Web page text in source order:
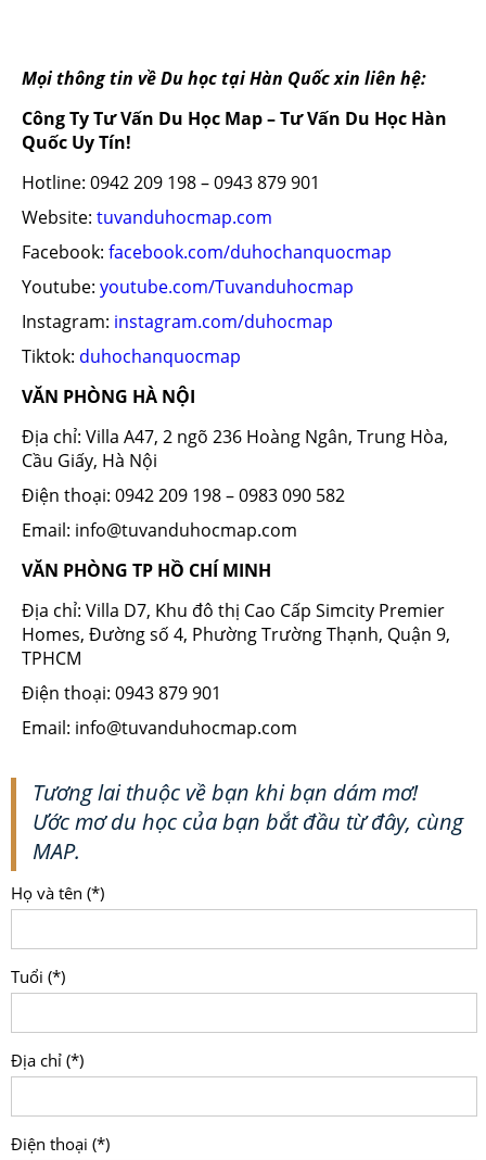
Mọi thông tin về Du học tại Hàn Quốc xin liên hệ:
Công Ty Tư Vấn Du Học Map – Tư Vấn Du Học Hàn
Quốc Uy Tín!
Hotline: 0942 209 198 – 0943 879 901
Website: tuvanduhocmap.com
Facebook: facebook.com/duhochanquocmap
Youtube: youtube.com/Tuvanduhocmap
Instagram: instagram.com/duhocmap
Tiktok: duhochanquocmap
VĂN PHÒNG HÀ NỘI
Địa chỉ: Villa A47, 2 ngõ 236 Hoàng Ngân, Trung Hòa,
Cầu Giấy, Hà Nội
Điện thoại: 0942 209 198 – 0983 090 582
Email: info@tuvanduhocmap.com
VĂN PHÒNG TP HỒ CHÍ MINH
Địa chỉ: Villa D7, Khu đô thị Cao Cấp Simcity Premier
Homes, Đường số 4, Phường Trường Thạnh, Quận 9,
TPHCM
Điện thoại: 0943 879 901
Email: info@tuvanduhocmap.com
Tương lai thuộc về bạn khi bạn dám mơ!
Ước mơ du học của bạn bắt đầu từ đây, cùng
MAP.
Họ và tên (*)
Tuổi (*)
Địa chỉ (*)
Điện thoại (*)